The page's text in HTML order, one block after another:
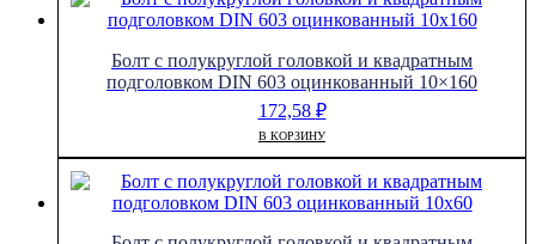
Болт с полукруглой головкой и квадратным
подголовком DIN 603 оцинкованный 10×160
172,58 ₽
В КОРЗИНУ